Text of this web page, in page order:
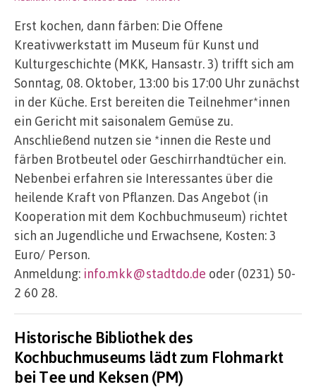
Erst kochen, dann färben: Die Offene
Kreativwerkstatt im Museum für Kunst und
Kulturgeschichte (MKK, Hansastr. 3) trifft sich am
Sonntag, 08. Oktober, 13:00 bis 17:00 Uhr zunächst
in der Küche. Erst bereiten die Teilnehmer*innen
ein Gericht mit saisonalem Gemüse zu.
Anschließend nutzen sie *innen die Reste und
färben Brotbeutel oder Geschirrhandtücher ein.
Nebenbei erfahren sie Interessantes über die
heilende Kraft von Pflanzen. Das Angebot (in
Kooperation mit dem Kochbuchmuseum) richtet
sich an Jugendliche und Erwachsene, Kosten: 3
Euro/ Person.
Anmeldung: info.mkk@stadtdo.de oder (0231) 50-
2 60 28.
Historische Bibliothek des
Kochbuchmuseums lädt zum Flohmarkt
bei Tee und Keksen (PM)